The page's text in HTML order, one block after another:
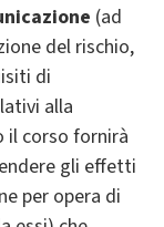
(ad
del rischio,
di
alla
il corso fornirà
gli effetti
per opera di